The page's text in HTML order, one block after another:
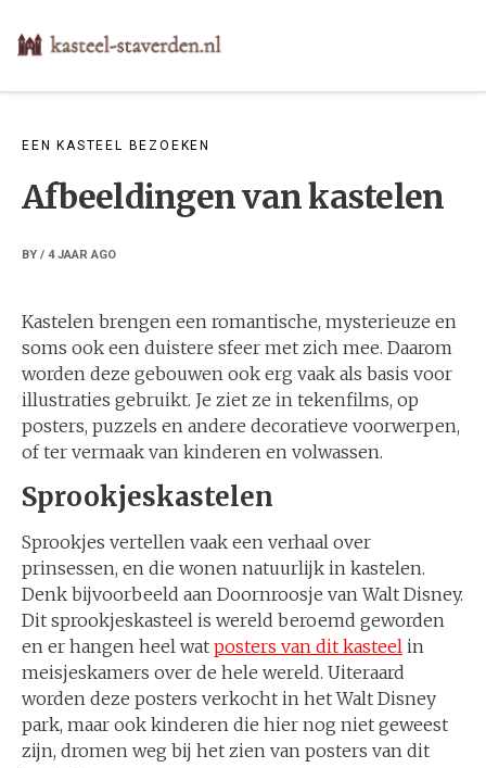
EEN KASTEEL BEZOEKEN
Afbeeldingen van kastelen
BY / 4 JAAR AGO
Kastelen brengen een romantische, mysterieuze en
soms ook een duistere sfeer met zich mee. Daarom
worden deze gebouwen ook erg vaak als basis voor
illustraties gebruikt. Je ziet ze in tekenfilms, op
posters, puzzels en andere decoratieve voorwerpen,
of ter vermaak van kinderen en volwassen.
Sprookjeskastelen
Sprookjes vertellen vaak een verhaal over
prinsessen, en die wonen natuurlijk in kastelen.
Denk bijvoorbeeld aan Doornroosje van Walt Disney.
Dit sprookjeskasteel is wereld beroemd geworden
en er hangen heel wat posters van dit kasteel in
meisjeskamers over de hele wereld. Uiteraard
worden deze posters verkocht in het Walt Disney
park, maar ook kinderen die hier nog niet geweest
zijn, dromen weg bij het zien van posters van dit